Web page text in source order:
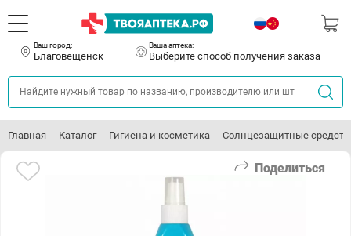
Ваш город:
Благовещенск
Ваша аптека:
Выберите способ получения заказа
Главная Каталог Гигиена и косметика Солнцезащитные
Поделиться